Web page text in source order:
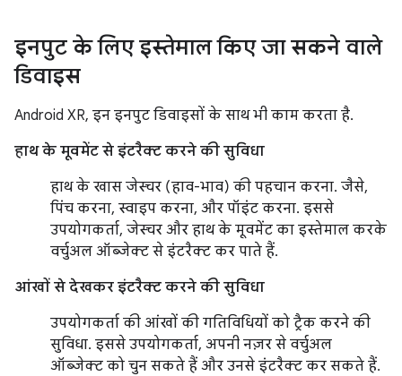
इनपुट के लिए इस्तेमाल किए जा सकने वाले
डिवाइस
Android XR, इन इनपुट डिवाइसों के साथ भी काम करता है.
हाथ के मूवमेंट से इंटरैक्ट करने की सुविधा
हाथ के खास जेस्चर (हाव-भाव) की पहचान करना. जैसे,
पिंच करना, स्वाइप करना, और पॉइंट करना. इससे
उपयोगकर्ता, जेस्चर और हाथ के मूवमेंट का इस्तेमाल करके
वर्चुअल ऑब्जेक्ट से इंटरैक्ट कर पाते हैं.
आंखों से देखकर इंटरैक्ट करने की सुविधा
उपयोगकर्ता की आंखों की गतिविधियों को ट्रैक करने की
सुविधा. इससे उपयोगकर्ता, अपनी नज़र से वर्चुअल
ऑब्जेक्ट को चुन सकते हैं और उनसे इंटरैक्ट कर सकते हैं.